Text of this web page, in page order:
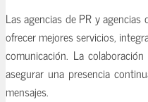
Las agencias de PR y
ofrecer mejores servicios,
comunicación. La
asegurar una presencia
mensajes.